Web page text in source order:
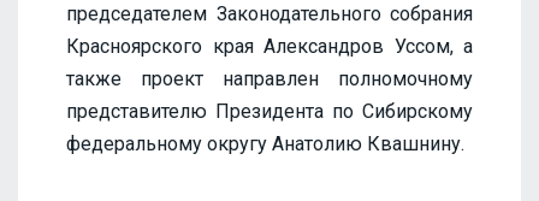
председателем Законодательного собрания
Красноярского края Александров Уссом, а
также проект направлен полномочному
представителю Президента по Сибирскому
федеральному округу Анатолию Квашнину.